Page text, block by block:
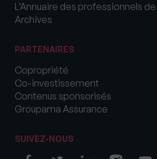
L’Annuaire des professionnels
Archives
PARTENAIRES
Copropriété
Co-investissement
Contenus sponsorisés
Groupama Assurance
SUIVEZ-NOUS